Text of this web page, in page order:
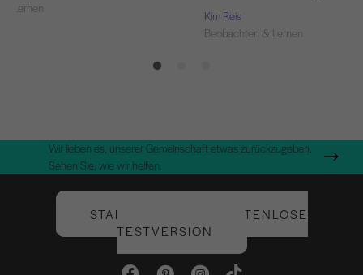
Lernen
Kim Reis
Beobachten & Lernen
Wir lieben es, unserer Gemeinschaft etwas zurückzugeben.
Sehen Sie, wie wir helfen.
STARTEN SIE IHRE KOSTENLOSE
TESTVERSION